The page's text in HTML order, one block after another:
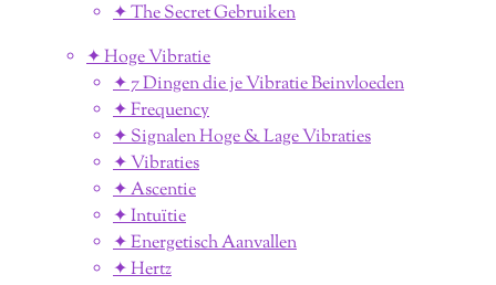
✦ The Secret Gebruiken
✦ Hoge Vibratie
✦ 7 Dingen die je Vibratie Beinvloeden
✦ Frequency
✦ Signalen Hoge & Lage Vibraties
✦ Vibraties
✦ Ascentie
✦ Intuïtie
✦ Energetisch Aanvallen
✦ Hertz